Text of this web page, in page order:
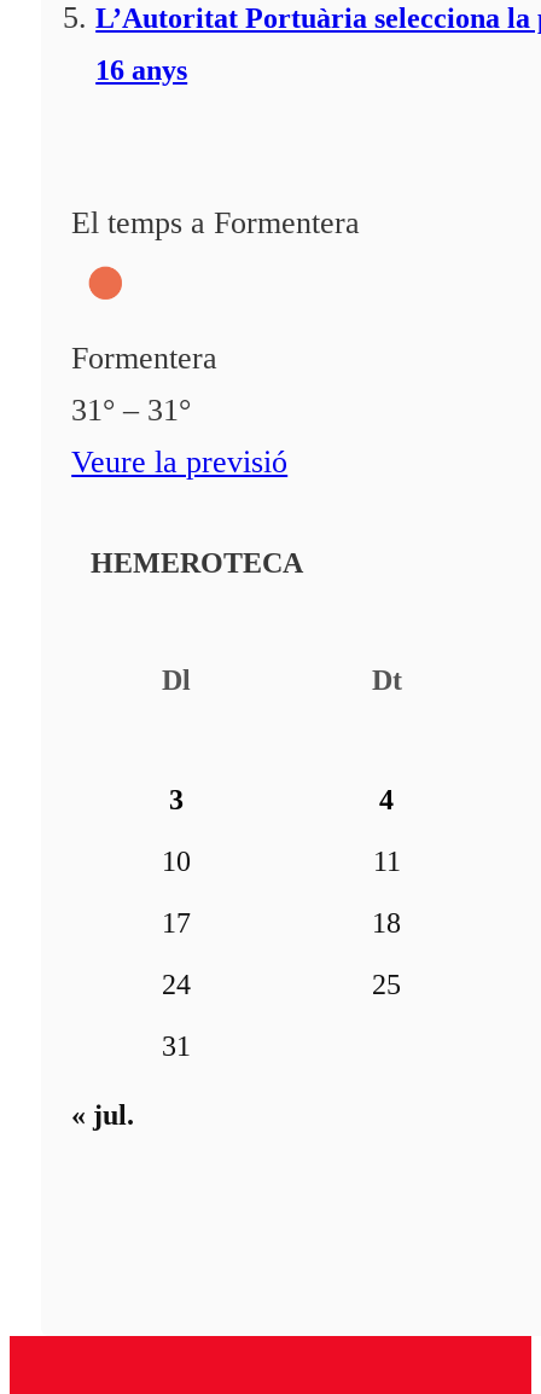
L’Autoritat Portuària selecciona
16 anys
El temps a Formentera
Formentera
31° – 31°
Veure la previsió
HEMEROTECA
Dl Dt
3
4
10
11
17
18
24
25
31
« jul.